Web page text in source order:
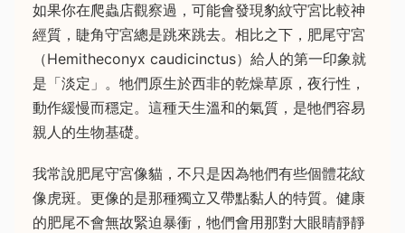
如果你在爬蟲店觀察過，可能會發現豹紋守宮比較神
經質，睫角守宮總是跳來跳去。相比之下，肥尾守宮
（Hemitheconyx caudicinctus）給人的第一印象就
是「淡定」。牠們原生於西非的乾燥草原，夜行性，
動作緩慢而穩定。這種天生溫和的氣質，是牠們容易
親人的生物基礎。
我常說肥尾守宮像貓，不只是因為牠們有些個體花紋
像虎斑。更像的是那種獨立又帶點黏人的特質。健康
的肥尾不會無故緊迫暴衝，牠們會用那對大眼睛靜靜